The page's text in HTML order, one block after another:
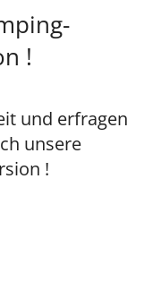
!
und erfragen
unsere
!